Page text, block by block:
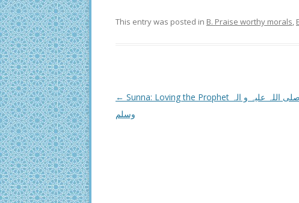
This entry was posted in B. Praise worthy morals,
Post
navigation
← Sunna: Loving the Prophet صلی اللہ علیہ و الہ
وسلم